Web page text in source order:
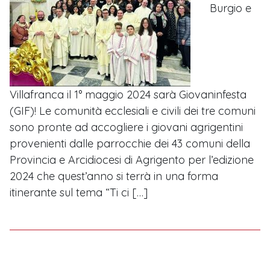
Burgio e
Villafranca il 1° maggio 2024 sarà Giovaninfesta
(GIF)! Le comunità ecclesiali e civili dei tre comuni
sono pronte ad accogliere i giovani agrigentini
provenienti dalle parrocchie dei 43 comuni della
Provincia e Arcidiocesi di Agrigento per l’edizione
2024 che quest’anno si terrà in una forma
itinerante sul tema “Ti ci […]